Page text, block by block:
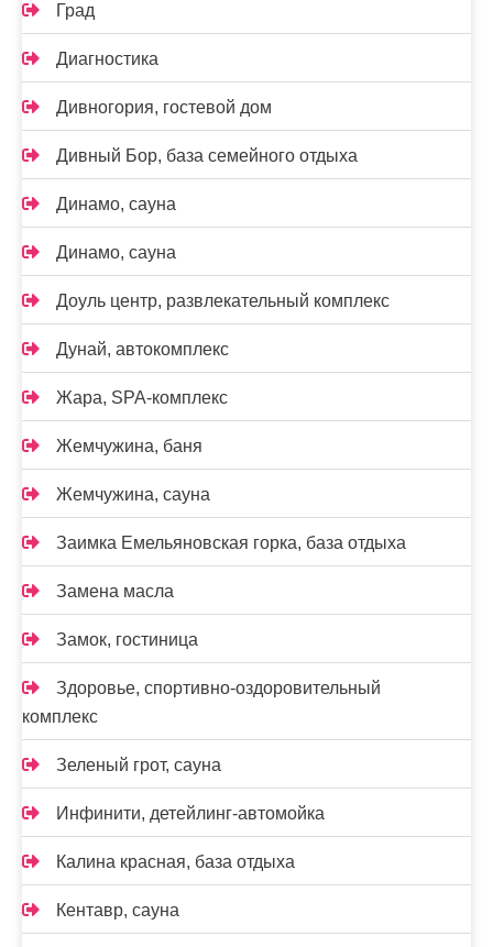
Град
Диагностика
Дивногория, гостевой дом
Дивный Бор, база семейного отдыха
Динамо, сауна
Динамо, сауна
Доуль центр, развлекательный комплекс
Дунай, автокомплекс
Жара, SPA-комплекс
Жемчужина, баня
Жемчужина, сауна
Заимка Емельяновская горка, база отдыха
Замена масла
Замок, гостиница
Здоровье, спортивно-оздоровительный
комплекс
Зеленый грот, сауна
Инфинити, детейлинг-автомойка
Калина красная, база отдыха
Кентавр, сауна